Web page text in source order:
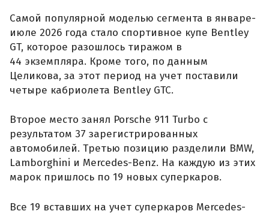
Самой популярной моделью сегмента в январе-
июле 2026 года стало спортивное купе Bentley
GT, которое разошлось тиражом в
44 экземпляра. Кроме того, по данным
Целикова, за этот период на учет поставили
четыре кабриолета Bentley GTC.
Второе место занял Porsche 911 Turbo с
результатом 37 зарегистрированных
автомобилей. Третью позицию разделили BMW,
Lamborghini и Mercedes-Benz. На каждую из этих
марок пришлось по 19 новых суперкаров.
Все 19 вставших на учет суперкаров Mercedes-